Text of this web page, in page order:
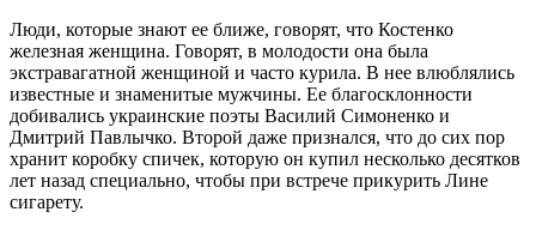
Люди, которые знают ее ближе, говорят, что Костенко
железная женщина. Говорят, в молодости она была
экстравагатной женщиной и часто курила. В нее влюблялись
известные и знаменитые мужчины. Ее благосклонности
добивались украинские поэты Василий Симоненко и
Дмитрий Павлычко. Второй даже признался, что до сих пор
хранит коробку спичек, которую он купил несколько десятков
лет назад специально, чтобы при встрече прикурить Лине
сигарету.